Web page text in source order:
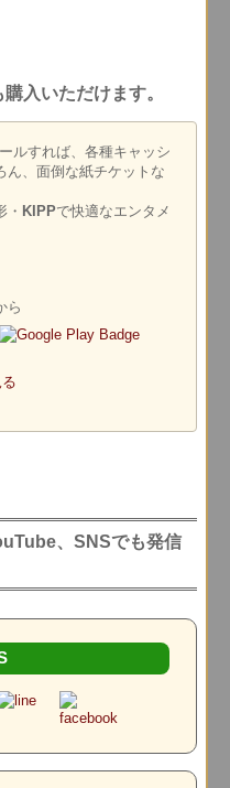
ルすれば、各種キャッシ
ん、面倒な紙チケットな
・ KIPPで快適なエンタメ
ら
、SNSでも発信